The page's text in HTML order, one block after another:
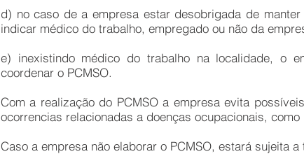
d) no caso de a empresa estar desobrigada de
indicar médico do trabalho, empregado ou não da
e) inexistindo médico do trabalho na localidade, o
coordenar o PCMSO.
Com a realização do PCMSO a empresa evita
ocorrencias relacionadas a doenças ocupacionais,
Caso a empresa não elaborar o PCMSO, estará sujeita